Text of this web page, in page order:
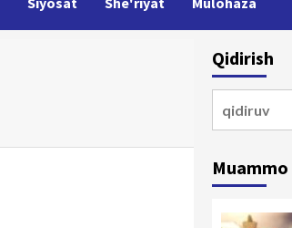
Qidirish
Muammo